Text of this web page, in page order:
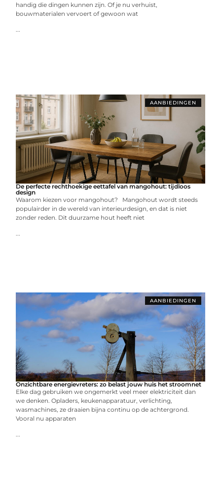
handig die dingen kunnen zijn. Of je nu verhuist,
bouwmaterialen vervoert of gewoon wat
...
AANBIEDINGEN
De perfecte rechthoekige eettafel van mangohout: tijdloos
design
Waarom kiezen voor mangohout? Mangohout wordt steeds
populairder in de wereld van interieurdesign, en dat is niet
zonder reden. Dit duurzame hout heeft niet
...
AANBIEDINGEN
Onzichtbare energievreters: zo belast jouw huis het stroomnet
Elke dag gebruiken we ongemerkt veel meer elektriciteit dan
we denken. Opladers, keukenapparatuur, verlichting,
wasmachines, ze draaien bijna continu op de achtergrond.
Vooral nu apparaten
...